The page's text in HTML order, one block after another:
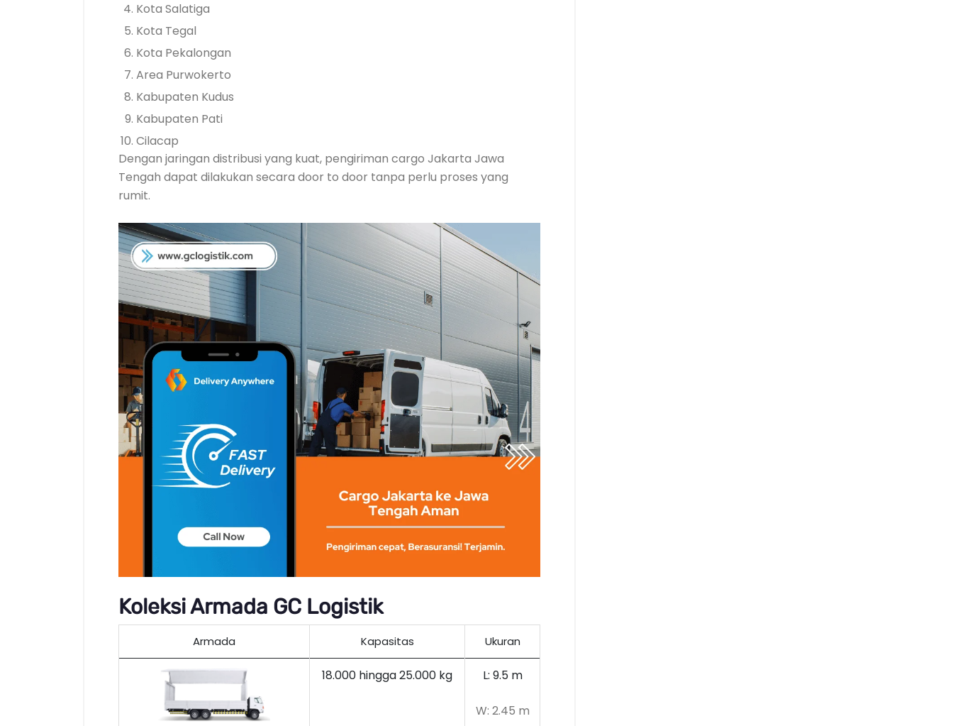
Kota Salatiga
Kota Tegal
Kota Pekalongan
Area Purwokerto
Kabupaten Kudus
Kabupaten Pati
Cilacap
Dengan jaringan distribusi yang kuat, pengiriman cargo Jakarta Jawa
Tengah dapat dilakukan secara door to door tanpa perlu proses yang
rumit.
Koleksi Armada GC Logistik
Armada Kapasitas Ukuran
18.000 hingga 25.000 kg L: 9.5 m
W: 2.45 m